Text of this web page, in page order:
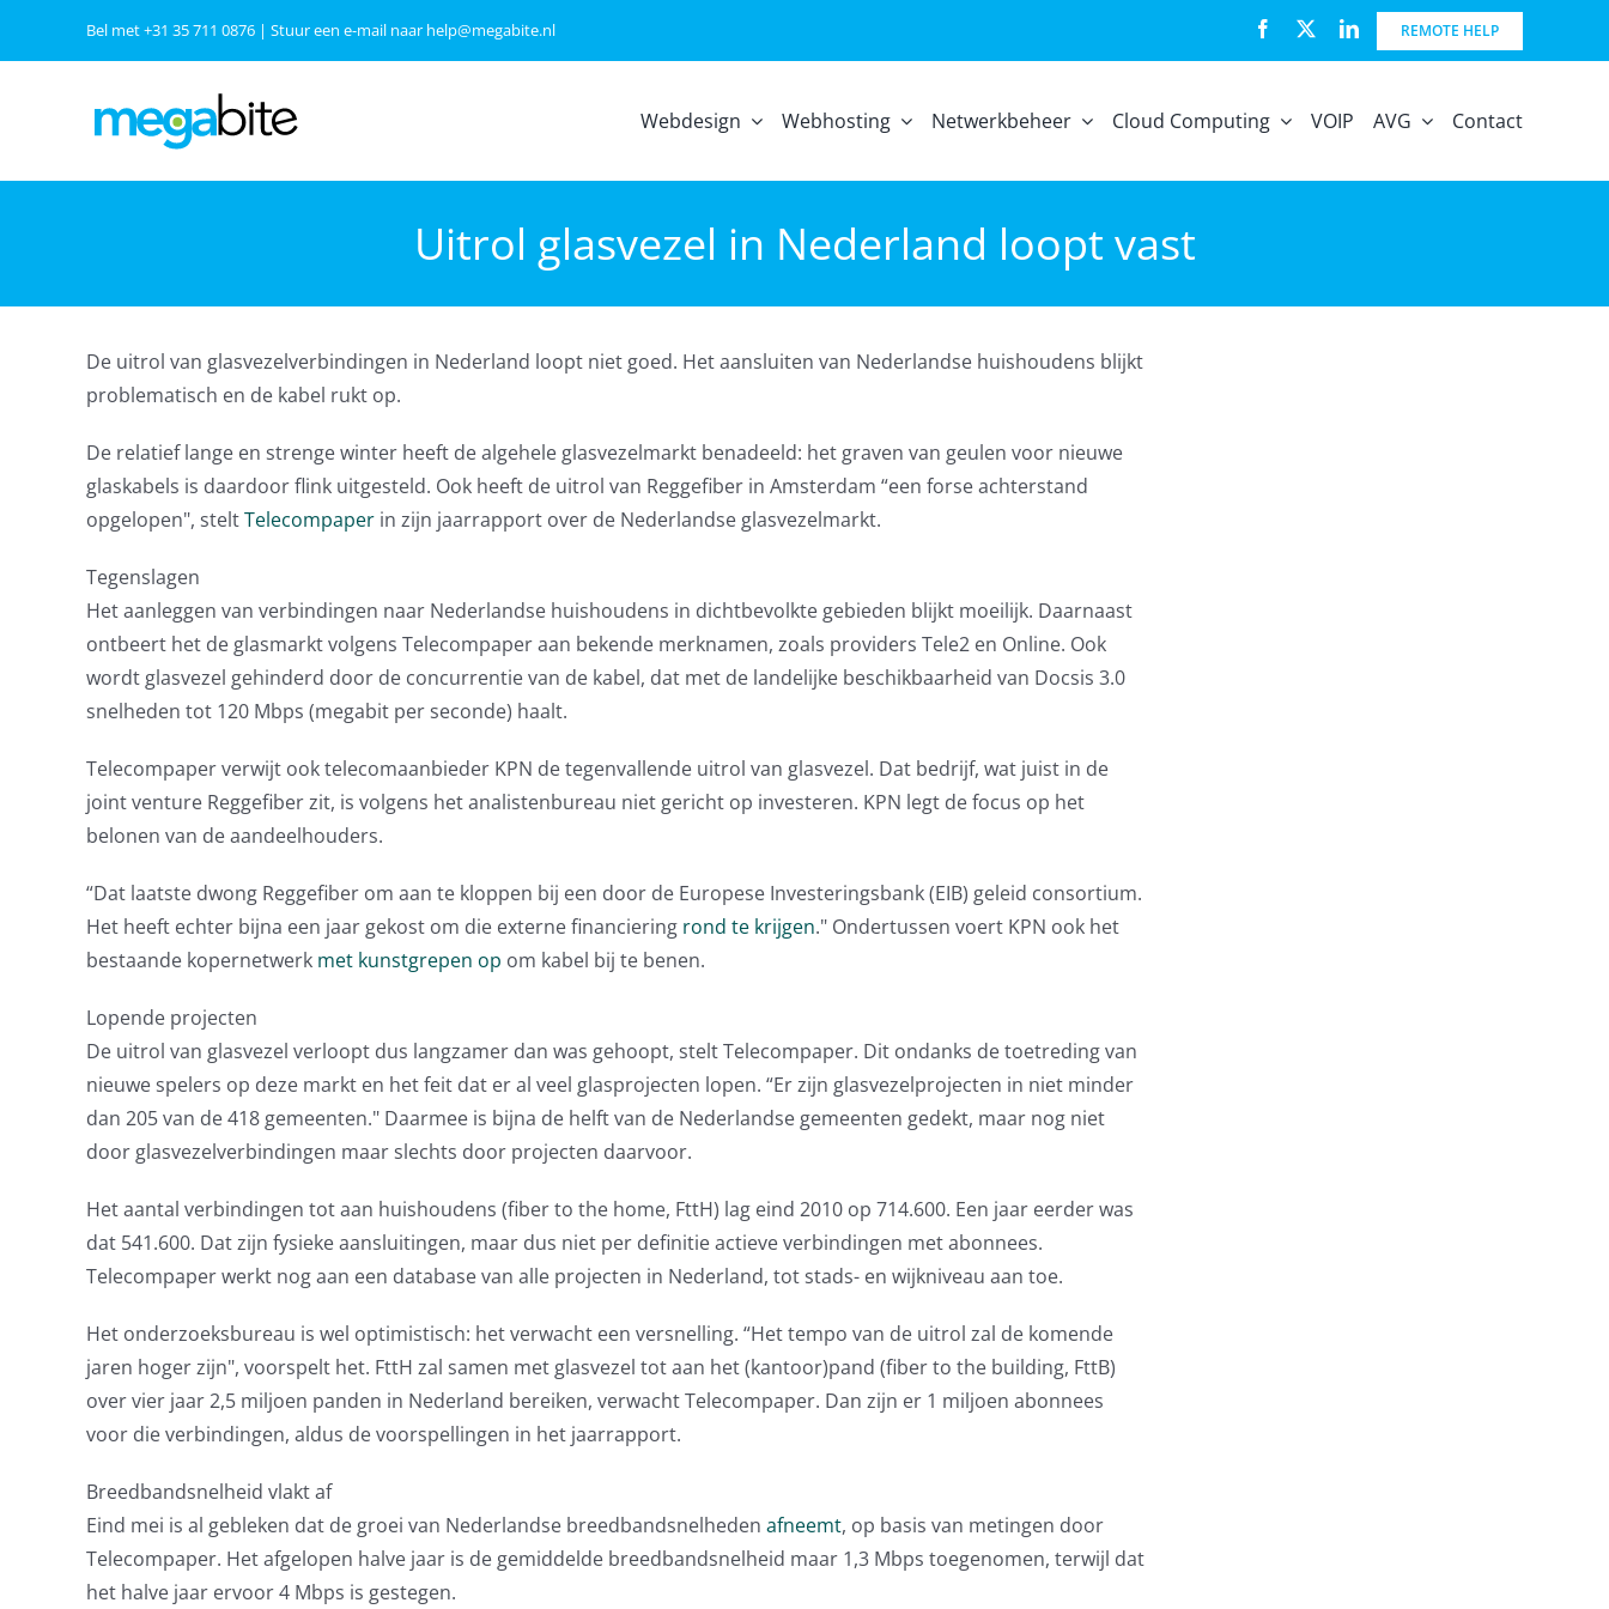
Bel met+31 35 711 0876| Stuur een e-mail naar help@megabite.nl REMOTE HELP
Webdesign Webhosting Netwerkbeheer Cloud Computing VOIP AVG Contact
Uitrol glasvezel in Nederland loopt vast
De uitrol van glasvezelverbindingen in Nederland loopt niet goed. Het aansluiten van Nederlandse huishoudens blijkt
problematisch en de kabel rukt op.
De relatief lange en strenge winter heeft de algehele glasvezelmarkt benadeeld: het graven van geulen voor nieuwe
glaskabels is daardoor flink uitgesteld. Ook heeft de uitrol van Reggefiber in Amsterdam “een forse achterstand
opgelopen", steltTelecompaperin zijn jaarrapport over de Nederlandse glasvezelmarkt.
Tegenslagen
Het aanleggen van verbindingen naar Nederlandse huishoudens in dichtbevolkte gebieden blijkt moeilijk. Daarnaast
ontbeert het de glasmarkt volgens Telecompaper aan bekende merknamen, zoals providers Tele2 en Online. Ook
wordt glasvezel gehinderd door de concurrentie van de kabel, dat met de landelijke beschikbaarheid van Docsis 3.0
snelheden tot 120 Mbps (megabit per seconde) haalt.
Telecompaper verwijt ook telecomaanbieder KPN de tegenvallende uitrol van glasvezel. Dat bedrijf, wat juist in de
joint venture Reggefiber zit, is volgens het analistenbureau niet gericht op investeren. KPN legt de focus op het
belonen van de aandeelhouders.
“Dat laatste dwong Reggefiber om aan te kloppen bij een door de Europese Investeringsbank (EIB) geleid consortium.
Het heeft echter bijna een jaar gekost om die externe financiering rond te krijgen." Ondertussen voert KPN ook het
bestaande kopernetwerk met kunstgrepen op om kabel bij te benen.
Lopende projecten
De uitrol van glasvezel verloopt dus langzamer dan was gehoopt, stelt Telecompaper. Dit ondanks de toetreding van
nieuwe spelers op deze markt en het feit dat er al veel glasprojecten lopen. “Er zijn glasvezelprojecten in niet minder
dan 205 van de 418 gemeenten." Daarmee is bijna de helft van de Nederlandse gemeenten gedekt, maar nog niet
door glasvezelverbindingen maar slechts door projecten daarvoor.
Het aantal verbindingen tot aan huishoudens (fiber to the home, FttH) lag eind 2010 op 714.600. Een jaar eerder was
dat 541.600. Dat zijn fysieke aansluitingen, maar dus niet per definitie actieve verbindingen met abonnees.
Telecompaper werkt nog aan een database van alle projecten in Nederland, tot stads- en wijkniveau aan toe.
Het onderzoeksbureau is wel optimistisch: het verwacht een versnelling. “Het tempo van de uitrol zal de komende
jaren hoger zijn", voorspelt het. FttH zal samen met glasvezel tot aan het (kantoor)pand (fiber to the building, FttB)
over vier jaar 2,5 miljoen panden in Nederland bereiken, verwacht Telecompaper. Dan zijn er 1 miljoen abonnees
voor die verbindingen, aldus de voorspellingen in het jaarrapport.
Breedbandsnelheid vlakt af
Eind mei is al gebleken dat de groei van Nederlandse breedbandsnelheden afneemt, op basis van metingen door
Telecompaper. Het afgelopen halve jaar is de gemiddelde breedbandsnelheid maar 1,3 Mbps toegenomen, terwijl dat
het halve jaar ervoor 4 Mbps is gestegen.